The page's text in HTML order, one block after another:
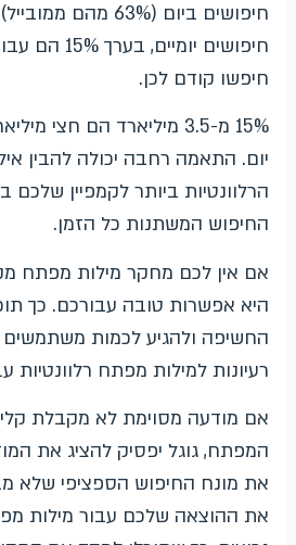
חיפושים ביום (63%
חיפושים
חיפשו קודם לכן.
15% מ-3.5 מיליארד הם חצי
יום. התאמה רחבה יכולה להבין
הרלוונטיות ביותר לקמפיין שלכם
החיפוש המשתנות כל הזמן.
אם אין לכם מחקר מילות מפתח
היא אפשרות טובה עבורכם. כך
החשיפה ולהגיע לכמות משתמשים
רעיונות למילות מפתח רלוונטיות
אם מודעה מסוימת לא מקבלת
המפתח, גוגל יפסיק להציג את
את מונח החיפוש הספציפי שלא
את ההוצאה שלכם עבור מילות